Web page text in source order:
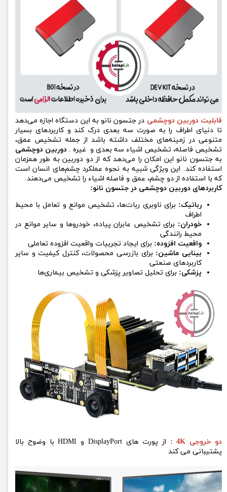
قابلیت دوربین دوچشمی در جتسون نانو به این دستگاه اجازه می‌دهد
تا دنیای اطراف را به صورت سه بعدی درک کند و کاربردهای بسیار
متنوعی در زمینه‌های مختلف داشته باشد از جمله تشخیص عمق،
تشخیص فاصله، تشخیص اشیاء سه بعدی و غیره . دوربین دوچشمی
به جتسون نانو این امکان را می‌دهد که از دو دوربین به طور همزمان
استفاده کند. این ویژگی شبیه به نحوه عملکرد چشم‌های انسان است
که با استفاده از دو چشم، عمق و فاصله اشیاء را تشخیص می‌دهند.
کاربردهای دوربین دوچشمی در جتسون نانو:
رباتیک: برای ناوبری ربات‌ها، تشخیص موانع و تعامل با محیط
اطراف
خودران: برای تشخیص عابران پیاده، خودروها و سایر موانع در
محیط رانندگی
واقعیت افزوده: برای ایجاد تجربیات واقعیت افزوده تعاملی
بینایی ماشین: برای بازرسی محصولات، کنترل کیفیت و سایر
کاربردهای صنعتی
پزشکی: برای تحلیل تصاویر پزشکی و تشخیص بیماری‌ها
دو خروجی 4K :
از پورت های DisplayPort و HDMI با وضوح بالا
پشتیبانی می کند